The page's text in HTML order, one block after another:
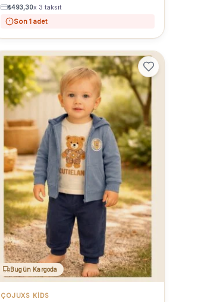
₺493,30x 3 taksit
Son 1 adet
Bugün Kargoda
ÇOJUXS KİDS